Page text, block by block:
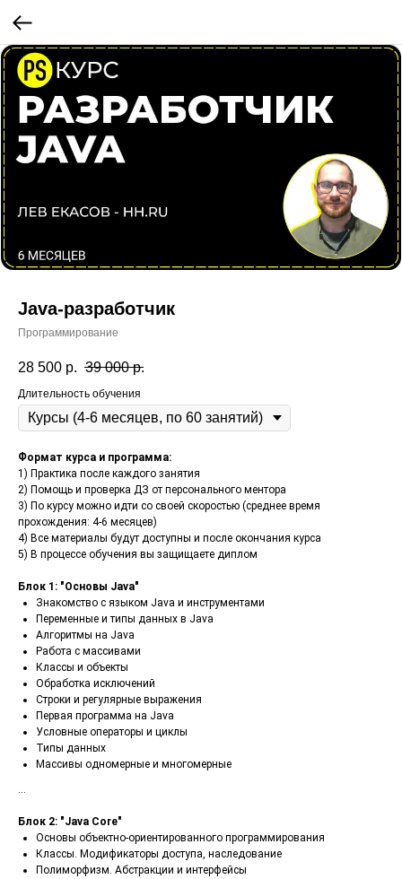
Java-разработчик
Программирование
28 500 р. 39 000 р.
Длительность обучения
Формат курса и программа:
1) Практика после каждого занятия
2) Помощь и проверка ДЗ от персонального ментора
3) По курсу можно идти со своей скоростью (среднее время
прохождения: 4-6 месяцев)
4) Все материалы будут доступны и после окончания курса
5) В процессе обучения вы защищаете диплом
Блок 1: "Основы Java"
Знакомство с языком Java и инструментами
Переменные и типы данных в Java
Алгоритмы на Java
Работа с массивами
Классы и объекты
Обработка исключений
Строки и регулярные выражения
Первая программа на Java
Условные операторы и циклы
Типы данных
Массивы одномерные и многомерные
...
Блок 2: "Java Core"
Основы объектно-ориентированного программирования
Классы. Модификаторы доступа, наследование
Полиморфизм. Абстракции и интерфейсы